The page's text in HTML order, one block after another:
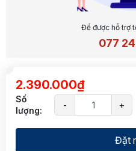
Để được hỗ trợ
077
2.390.000₫
Số
lượng:
- +
Đặt